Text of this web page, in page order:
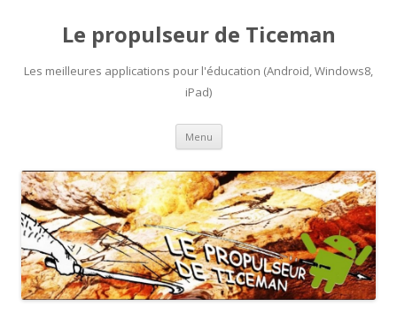
Le propulseur de Ticeman
Les meilleures applications pour l'éducation (Android, Windows8,
iPad)
Menu Aller
contenu